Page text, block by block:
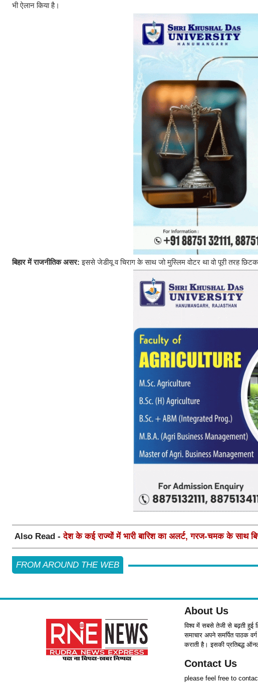
भी ऐलान किया है।
बिहार में राजनीतिक असर: इससे जेडीयू व चिराग के साथ जो मुस्लिम वोटर था वो पूरी तरह
Also Read -देश के कई राज्यों में भारी बारिश का अलर्ट, गरज-चमक के साथ
FROM AROUND THE WEB
About Us
विश्व में सबसे तेजी से बढ़ती हुई
समाचार अपने समर्पित पाठक
कराती है। इसकी प्रतिबद्ध
Contact Us
please feel free to